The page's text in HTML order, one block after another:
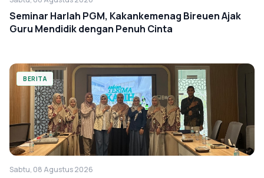
Seminar Harlah PGM, Kakankemenag Bireuen Ajak
Guru Mendidik dengan Penuh Cinta
BERITA
Sabtu, 08 Agustus 2026